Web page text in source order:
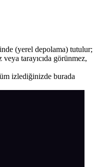
(yerel depolama) tutulur;
tarayıcıda görünmez,
izlediğinizde burada